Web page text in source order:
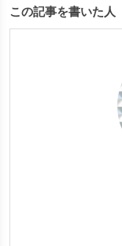
この記事を書いた人